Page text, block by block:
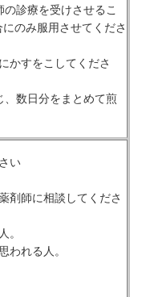
の診療を受けさせるこ
のみ服用させてくださ
かすをこしてくださ
、数日分をまとめて煎
い
剤師に相談してくださ
。
われる人。